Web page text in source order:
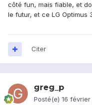
côté fun, mais fiable, et
le futur, et ce LG Optimus
Citer
greg_p
Posté(e) 16 février